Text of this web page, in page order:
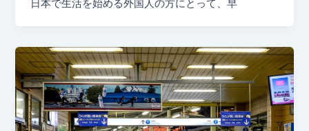
日本で生活を始める外国人の方にとって、早